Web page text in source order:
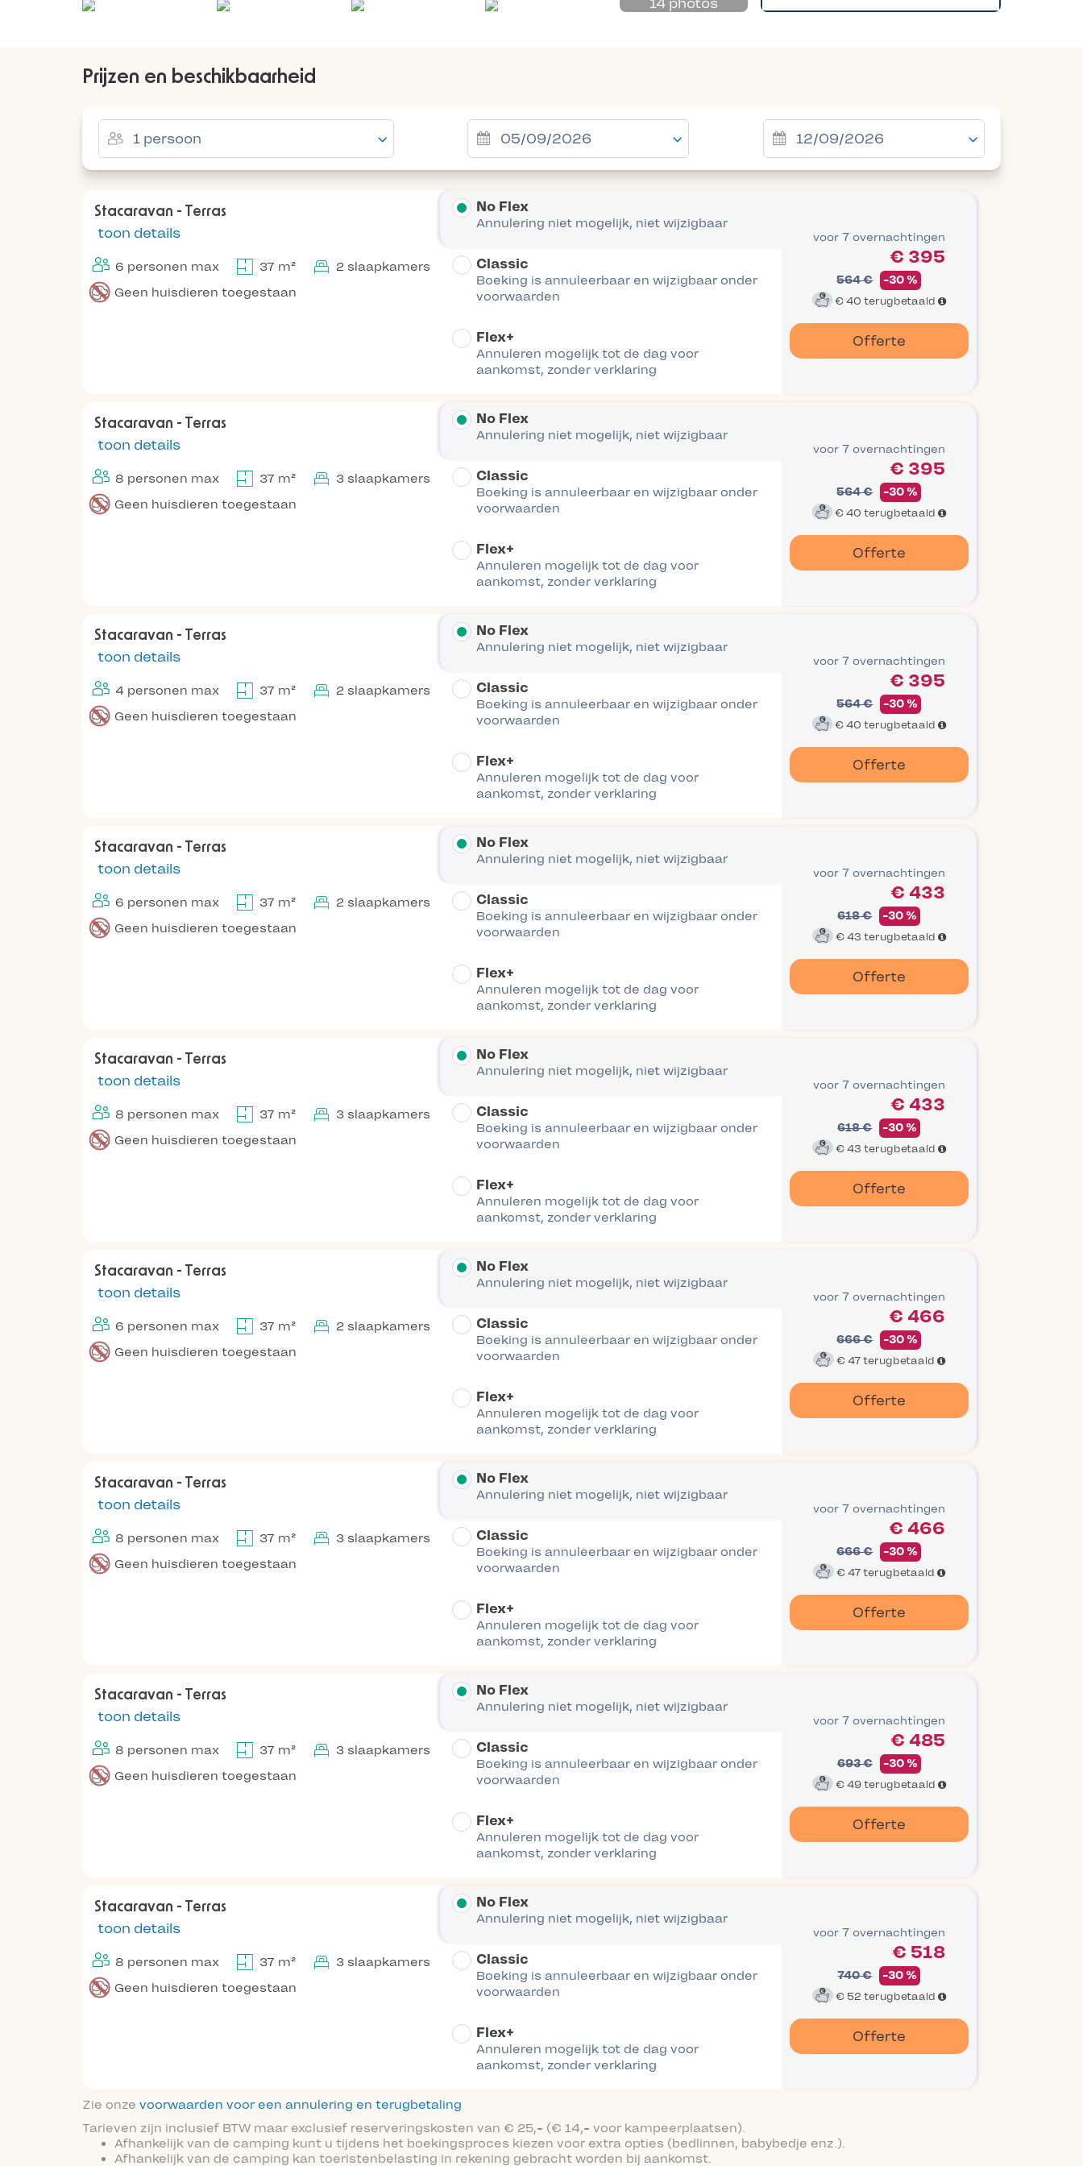
14 photos
Prijzen en beschikbaarheid
Stacaravan - Terras
toon details
6 personen max 37 m²
2 slaapkamers
Geen huisdieren toegestaan
No Flex
Annulering niet mogelijk, niet wijzigbaar
Classic
Boeking is annuleerbaar en wijzigbaar onder
voorwaarden
Flex+
Annuleren mogelijk tot de dag voor
aankomst, zonder verklaring
voor 7 overnachtingen
€ 395
564 € -30 %
€ 40 terugbetaald
Offerte
Stacaravan - Terras
toon details
8 personen max 37 m²
3 slaapkamers
Geen huisdieren toegestaan
No Flex
Annulering niet mogelijk, niet wijzigbaar
Classic
Boeking is annuleerbaar en wijzigbaar onder
voorwaarden
Flex+
Annuleren mogelijk tot de dag voor
aankomst, zonder verklaring
voor 7 overnachtingen
€ 395
564 € -30 %
€ 40 terugbetaald
Offerte
Stacaravan - Terras
toon details
4 personen max 37 m²
2 slaapkamers
Geen huisdieren toegestaan
No Flex
Annulering niet mogelijk, niet wijzigbaar
Classic
Boeking is annuleerbaar en wijzigbaar onder
voorwaarden
Flex+
Annuleren mogelijk tot de dag voor
aankomst, zonder verklaring
voor 7 overnachtingen
€ 395
564 € -30 %
€ 40 terugbetaald
Offerte
Stacaravan - Terras
toon details
6 personen max 37 m²
2 slaapkamers
Geen huisdieren toegestaan
No Flex
Annulering niet mogelijk, niet wijzigbaar
Classic
Boeking is annuleerbaar en wijzigbaar onder
voorwaarden
Flex+
Annuleren mogelijk tot de dag voor
aankomst, zonder verklaring
voor 7 overnachtingen
€ 433
618 € -30 %
€ 43 terugbetaald
Offerte
Stacaravan - Terras
toon details
8 personen max 37 m²
3 slaapkamers
Geen huisdieren toegestaan
No Flex
Annulering niet mogelijk, niet wijzigbaar
Classic
Boeking is annuleerbaar en wijzigbaar onder
voorwaarden
Flex+
Annuleren mogelijk tot de dag voor
aankomst, zonder verklaring
voor 7 overnachtingen
€ 433
618 € -30 %
€ 43 terugbetaald
Offerte
Stacaravan - Terras
toon details
6 personen max 37 m²
2 slaapkamers
Geen huisdieren toegestaan
No Flex
Annulering niet mogelijk, niet wijzigbaar
Classic
Boeking is annuleerbaar en wijzigbaar onder
voorwaarden
Flex+
Annuleren mogelijk tot de dag voor
aankomst, zonder verklaring
voor 7 overnachtingen
€ 466
666 € -30 %
€ 47terugbetaald
Offerte
Stacaravan - Terras
toon details
8 personen max 37 m²
3 slaapkamers
Geen huisdieren toegestaan
No Flex
Annulering niet mogelijk, niet wijzigbaar
Classic
Boeking is annuleerbaar en wijzigbaar onder
voorwaarden
Flex+
Annuleren mogelijk tot de dag voor
aankomst, zonder verklaring
voor 7 overnachtingen
€ 466
666 € -30 %
€ 47terugbetaald
Offerte
Stacaravan - Terras
toon details
8 personen max 37 m²
3 slaapkamers
Geen huisdieren toegestaan
No Flex
Annulering niet mogelijk, niet wijzigbaar
Classic
Boeking is annuleerbaar en wijzigbaar onder
voorwaarden
Flex+
Annuleren mogelijk tot de dag voor
aankomst, zonder verklaring
voor 7 overnachtingen
€ 485
693 € -30 %
€ 49terugbetaald
Offerte
Stacaravan - Terras
toon details
8 personen max 37 m²
3 slaapkamers
Geen huisdieren toegestaan
No Flex
Annulering niet mogelijk, niet wijzigbaar
Classic
Boeking is annuleerbaar en wijzigbaar onder
voorwaarden
Flex+
Annuleren mogelijk tot de dag voor
aankomst, zonder verklaring
voor 7 overnachtingen
€ 518
740 € -30 %
€ 52 terugbetaald
Offerte
Zie onze voorwaarden voor een annulering en terugbetaling
Tarieven zijn inclusief BTW maar exclusief reserveringskosten van € 25,- (€ 14,- voor kampeerplaatsen).
Afhankelijk van de camping kunt u tijdens het boekingsproces kiezen voor extra opties (bedlinnen, babybedje enz.).
Afhankelijk van de camping kan toeristenbelasting in rekening gebracht worden bij aankomst.